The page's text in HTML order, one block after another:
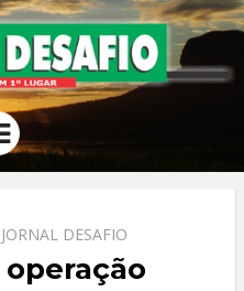
Sertão em 1º Lugar
JORNAL DESAFIO